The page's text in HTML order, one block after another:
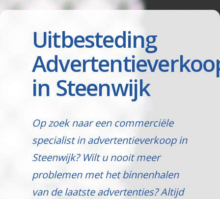
Uitbesteding
in Steenwijk
Op zoek naar een commerciële
specialist in advertentieverkoop in
Steenwijk? Wilt u nooit meer
problemen met het binnenhalen
van de laatste advertenties? Altijd